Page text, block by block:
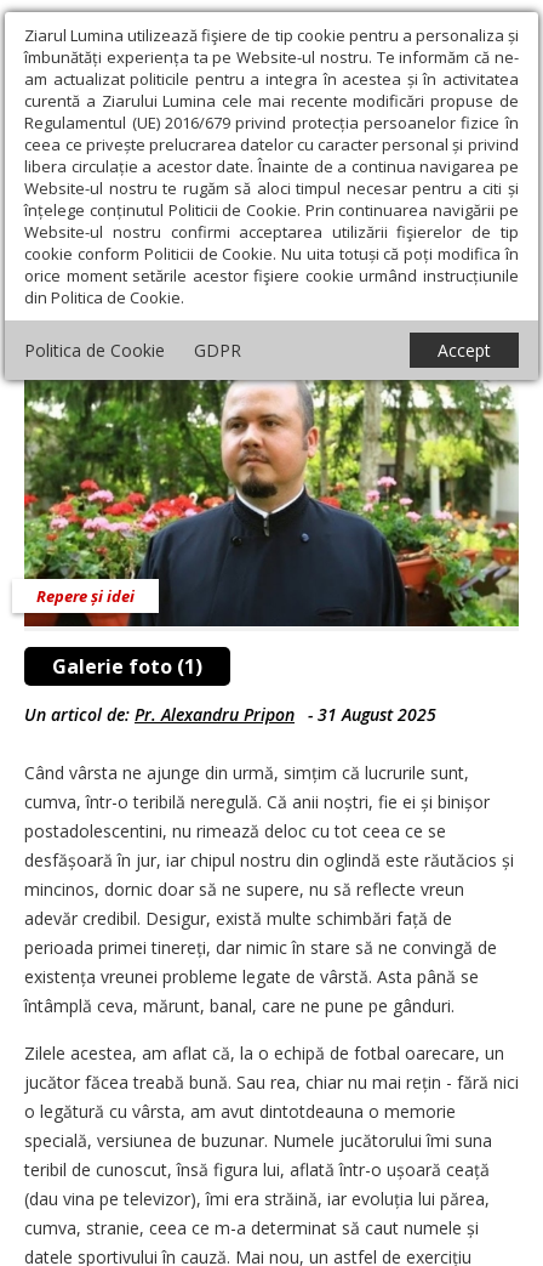
Ziarul Lumina utilizează fişiere de tip cookie pentru a personaliza și
îmbunătăți experiența ta pe Website-ul nostru. Te informăm că ne-
am actualizat politicile pentru a integra în acestea și în activitatea
curentă a Ziarului Lumina cele mai recente modificări propuse de
Regulamentul (UE) 2016/679 privind protecția persoanelor fizice în
ceea ce privește prelucrarea datelor cu caracter personal și privind
libera circulație a acestor date. Înainte de a continua navigarea pe
Website-ul nostru te rugăm să aloci timpul necesar pentru a citi și
înțelege conținutul Politicii de Cookie. Prin continuarea navigării pe
Website-ul nostru confirmi acceptarea utilizării fişierelor de tip
cookie conform Politicii de Cookie. Nu uita totuși că poți modifica în
orice moment setările acestor fişiere cookie urmând instrucțiunile
din Politica de Cookie.
Politica de Cookie GDPR Accept
Ziarul Lumina › Opinii › Repere și idei › Secretul Win+
Secretul Win+
Galerie foto (1)
Repere și idei
Un articol de: Pr. Alexandru Pripon - 31 August 2025
Când vârsta ne ajunge din urmă, simțim că lucrurile sunt,
cumva, într-o teribilă neregulă. Că anii noștri, fie ei și binișor
postadolescentini, nu rimează deloc cu tot ceea ce se
desfășoară în jur, iar chipul nostru din oglindă este răutăcios și
mincinos, dornic doar să ne supere, nu să reflecte vreun
adevăr credibil. Desigur, există multe schimbări față de
perioada primei tinereți, dar nimic în stare să ne convingă de
existența vreunei probleme legate de vârstă. Asta până se
întâmplă ceva, mărunt, banal, care ne pune pe gânduri.
Zilele acestea, am aflat că, la o echipă de fotbal oarecare, un
jucător făcea treabă bună. Sau rea, chiar nu mai rețin - fără nici
o legătură cu vârsta, am avut dintotdeauna o memorie
specială, versiunea de buzunar. Numele jucătorului îmi suna
teribil de cunoscut, însă figura lui, aflată într-o ușoară ceață
(dau vina pe televizor), îmi era străină, iar evoluția lui părea,
cumva, stranie, ceea ce m-a determinat să caut numele și
datele sportivului în cauză. Mai nou, un astfel de exercițiu